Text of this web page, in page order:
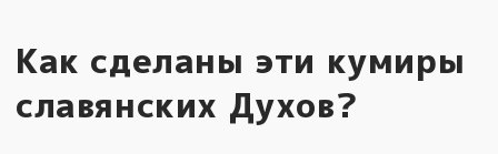
Как сделаны эти кумиры
славянских Духов?